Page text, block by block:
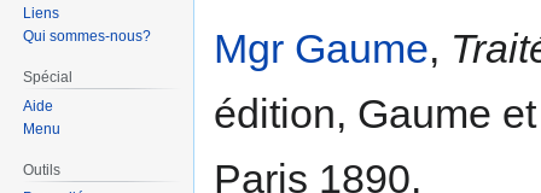
navigation
recherche
Mgr Gaume,
édition, Gaume
Paris 1890.
Liens
Qui sommes-nous?
Spécial
Aide
Menu
Outils